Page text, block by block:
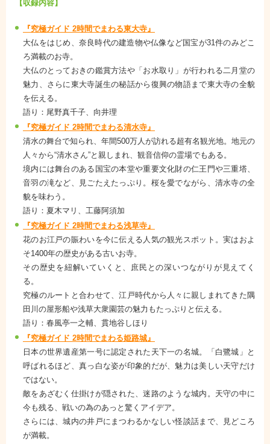
【収録内容】
『究極ガイド 2時間でまわる東大寺』
大仏をはじめ、奈良時代の建造物や仏像など国宝が31件のみどこ
ろ満載のお寺。
大仏のとっておきの鑑賞方法や「お水取り」が行われる二月堂の
魅力、さらに東大寺誕生の秘話から復興の物語まで東大寺の全貌
を伝える。
語り：尾野真千子、向井理
『究極ガイド 2時間でまわる清水寺』
清水の舞台で知られ、年間500万人が訪れる超有名観光地。地元の
人々から“清水さん”と親しまれ、観音信仰の霊場でもある。
境内には舞台のある国宝の本堂や重要文化財の仁王門や三重塔、
音羽の滝など、見ごたえたっぷり。桜を愛でながら、清水寺の全
貌を味わう。
語り：夏木マリ、工藤阿須加
『究極ガイド 2時間でまわる浅草寺』
花のお江戸の賑わいを今に伝える人気の観光スポット。実はおよ
そ1400年の歴史がある古いお寺。
その歴史を紐解いていくと、庶民との深いつながりが見えてく
る。
究極のルートと合わせて、江戸時代から人々に親しまれてきた隅
田川の屋形船や浅草大衆園芸の魅力もたっぷりと伝える。
語り：春風亭一之輔、貫地谷しほり
『究極ガイド 2時間でまわる姫路城』
日本の世界遺産第一号に認定された天下一の名城。「白鷺城」と
呼ばれるほど、真っ白な姿が印象的だが、魅力は美しい天守だけ
ではない。
敵をあざむく仕掛けが隠された、迷路のような城内。天守の中に
今も残る、戦いの為のあっと驚くアイデア。
さらには、城内の井戸にまつわるかなしい怪談話まで、見どころ
が満載。